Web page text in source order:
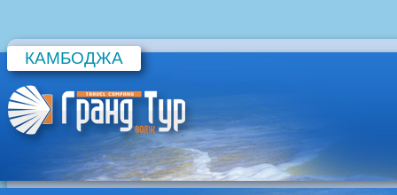
КАМБОДЖА